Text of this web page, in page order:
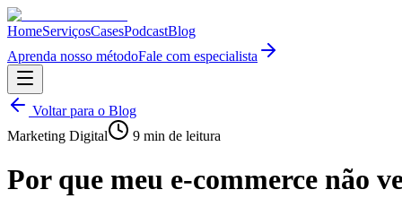
HomeServiçosCasesPodcastBlog
Aprenda nosso métodoFale com especialista
Voltar para o Blog
Marketing Digital
9 min de leitura
Por que meu e-commerce não